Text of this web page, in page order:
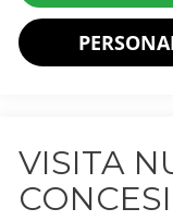
VISITA